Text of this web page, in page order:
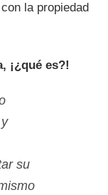
la propiedad
¡¿qué es?!
su